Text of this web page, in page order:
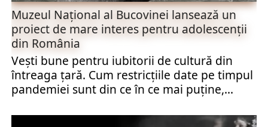
Muzeul Național al Bucovinei lansează un
proiect de mare interes pentru adolescenții
din România
Vești bune pentru iubitorii de cultură din
întreaga țară. Cum restricțiile date pe timpul
pandemiei sunt din ce în ce mai puține,...